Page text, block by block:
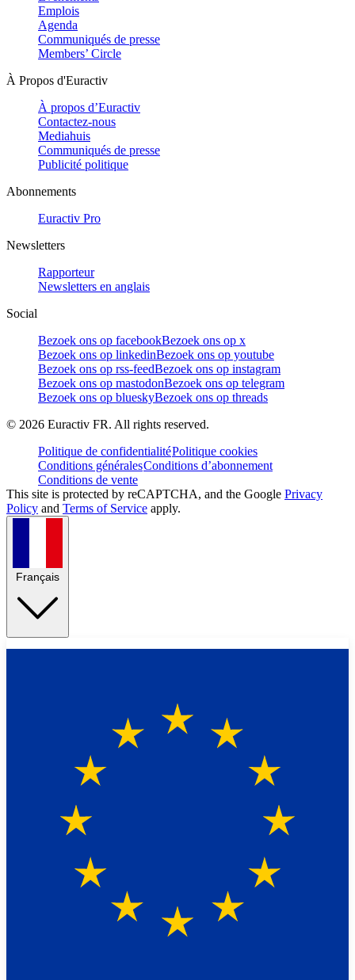
Emplois
Agenda
Communiqués de presse
Members’ Circle
À Propos d'Euractiv
À propos d’Euractiv
Contactez-nous
Mediahuis
Communiqués de presse
Publicité politique
Abonnements
Euractiv Pro
Newsletters
Rapporteur
Newsletters en anglais
Social
Bezoek ons op facebookBezoek ons op x
Bezoek ons op linkedinBezoek ons op youtube
Bezoek ons op rss-feedBezoek ons op instagram
Bezoek ons op mastodonBezoek ons op telegram
Bezoek ons op blueskyBezoek ons op threads
© 2026 Euractiv FR. All rights reserved.
Politique de confidentialitéPolitique cookies
Conditions généralesConditions d’abonnement
Conditions de vente
This site is protected by reCAPTCHA, and the Google Privacy
Policy and Terms of Service apply.
Français